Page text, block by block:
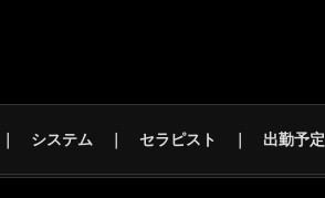
システム セラピスト 出勤予定